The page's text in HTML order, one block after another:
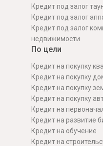
Кредит под залог
Кредит под залог
Кредит под залог
недвижимости
По цели
Кредит на покупку
Кредит на покупку
Кредит на покупку
Кредит на покупку
Кредит на
Кредит на развитие
Кредит на обучение
Кредит на